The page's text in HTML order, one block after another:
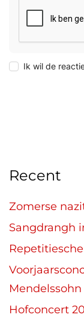
Ik wil de
Recent
Zomerse
Sangdrangh
Mendelssohn
Hofconcert